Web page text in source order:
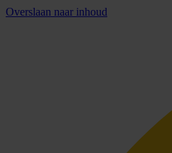
Overslaan naar inhoud